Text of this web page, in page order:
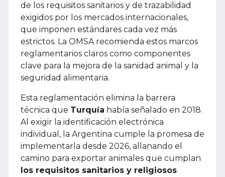
de los requisitos sanitarios y de trazabilidad
exigidos por los mercados internacionales,
que imponen estándares cada vez más
estrictos. La OMSA recomienda estos marcos
reglamentarios claros como componentes
clave para la mejora de la sanidad animal y la
seguridad alimentaria.
Esta reglamentación elimina la barrera
técnica que Turquía había señalado en 2018.
Al exigir la identificación electrónica
individual, la Argentina cumple la promesa de
implementarla desde 2026, allanando el
camino para exportar animales que cumplan
los requisitos sanitarios y religiosos